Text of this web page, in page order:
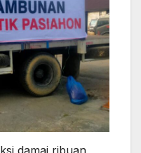
damai ribuan